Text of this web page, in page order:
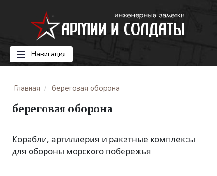
Навигация
Главная береговая оборона
береговая оборона
Корабли, артиллерия и ракетные комплексы
для обороны морского побережья